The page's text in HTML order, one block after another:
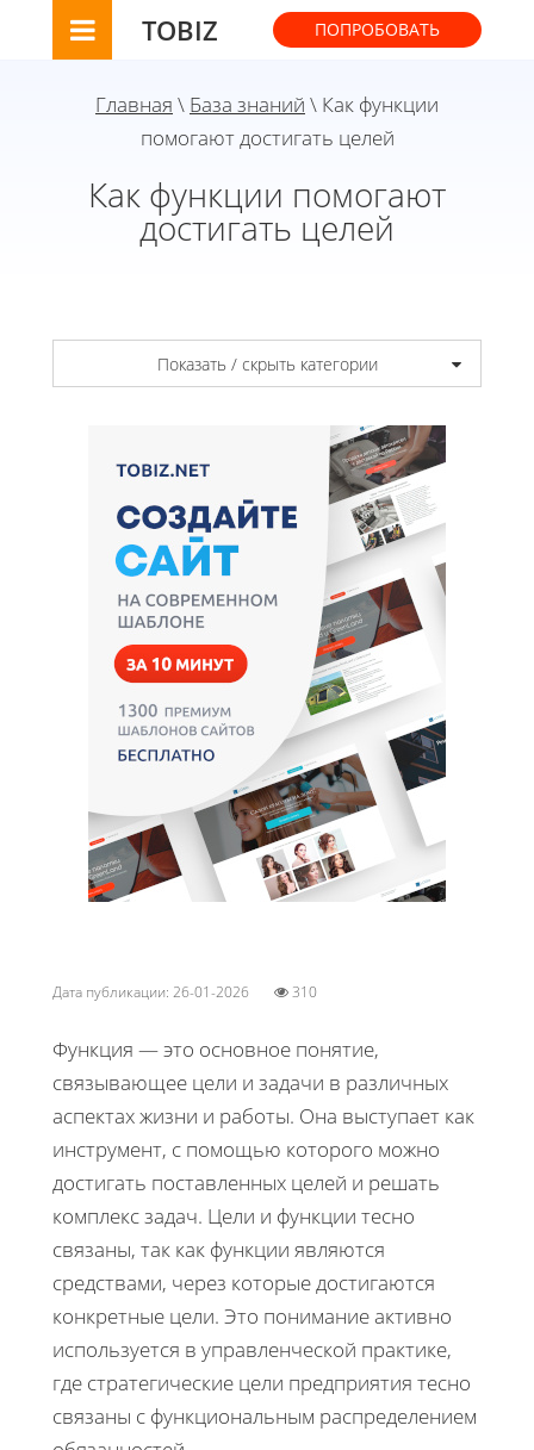
TOBIZ ПОПРОБОВАТЬ
Главная \ База знаний \ Как функции
помогают достигать целей
Как функции помогают
достигать целей
Показать / скрыть категории
Дата публикации: 26-01-2026 310
Функция — это основное понятие,
связывающее цели и задачи в различных
аспектах жизни и работы. Она выступает как
инструмент, с помощью которого можно
достигать поставленных целей и решать
комплекс задач. Цели и функции тесно
связаны, так как функции являются
средствами, через которые достигаются
конкретные цели. Это понимание активно
используется в управленческой практике,
где стратегические цели предприятия тесно
связаны с функциональным распределением